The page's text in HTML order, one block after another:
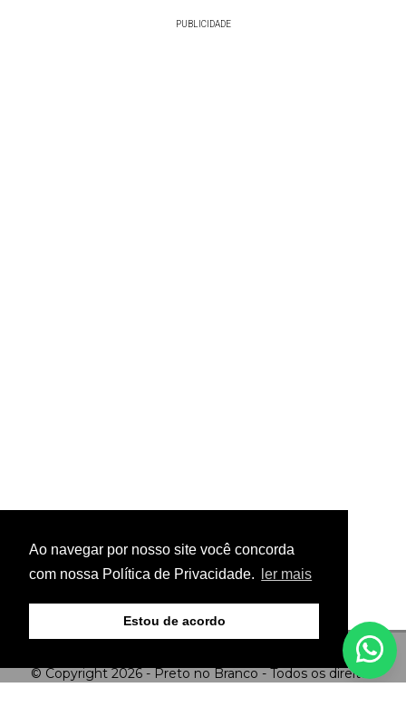
Ao navegar por nosso site você concorda
com nossa Política de Privacidade.
ler mais
Estou de acordo
PUBLICIDADE
© Copyright 2026 - Preto no Branco - Todos os direitos